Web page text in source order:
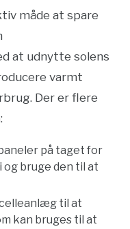
måde at spare
at udnytte solens
varmt
Der er flere
på taget for
og bruge den til at
til at
kan bruges til at